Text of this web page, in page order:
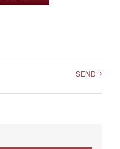
SEND